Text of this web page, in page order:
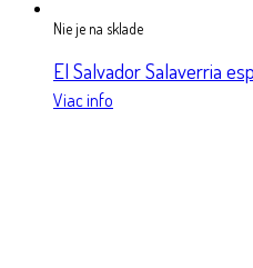
Nie je na sklade
El Salvador Salaverria
Viac info